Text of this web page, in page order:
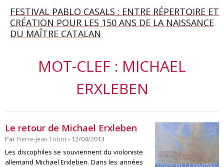
SAINT FRANÇOIS D’ASSISE À SALZBOURG, UNE
SOIRÉE IMMENSE PORTÉE PAR ROMEO
CASTELLUCCI ET MAXIME PASCAL
FESTIVAL PABLO CASALS : ENTRE RÉPERTOIRE ET
CRÉATION POUR LES 150 ANS DE LA NAISSANCE
DU MAÎTRE CATALAN
A BAYREUTH, LE 150E ANNIVERSAIRE DU RING
WAGNÉRIEN GÉNÉRÉ PAR L’IA
BETSY JOLAS FÊTE SON CENTIÈME
ANNIVERSAIRE
GEORGE BENJAMIN : « MES PARENTS AVAIENT
CETTE EXIGENCE DE L’OBJET CISELÉ »
MOT-CLEF : MICHAEL
ERXLEBEN
Le retour de Michael Erxleben
Par Pierre-Jean Tribot- 12/04/2013
Les discophiles se souviennent du violoniste
allemand Michael Erxleben. Dans les années